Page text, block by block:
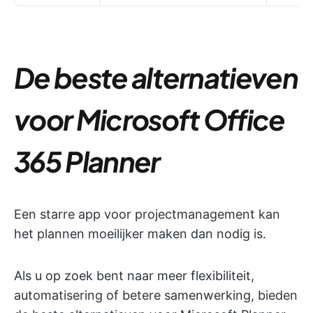
De beste alternatieven
voor Microsoft Office
365 Planner
Een starre app voor projectmanagement kan
het plannen moeilijker maken dan nodig is.
Als u op zoek bent naar meer flexibiliteit,
automatisering of betere samenwerking, bieden